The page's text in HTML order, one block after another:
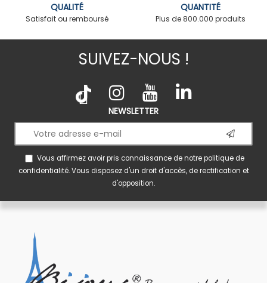
QUALITÉ
Satisfait ou remboursé
QUANTITÉ
Plus de 800.000 produits
SUIVEZ-NOUS !
NEWSLETTER
Vous affirmez avoir pris connaissance de notrepolitique de
confidentialité. Vous disposez d'un droit d'accès, de rectification et
d'opposition.